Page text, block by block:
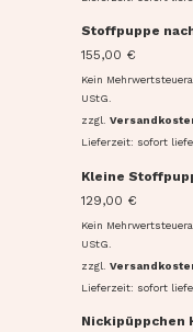
Stoffpuppe
155,00 €
Kein
UStG.
zzgl.
Lieferzeit: sofort
Kleine
129,00 €
Kein
UStG.
zzgl.
Lieferzeit: sofort
Nickipüppchen